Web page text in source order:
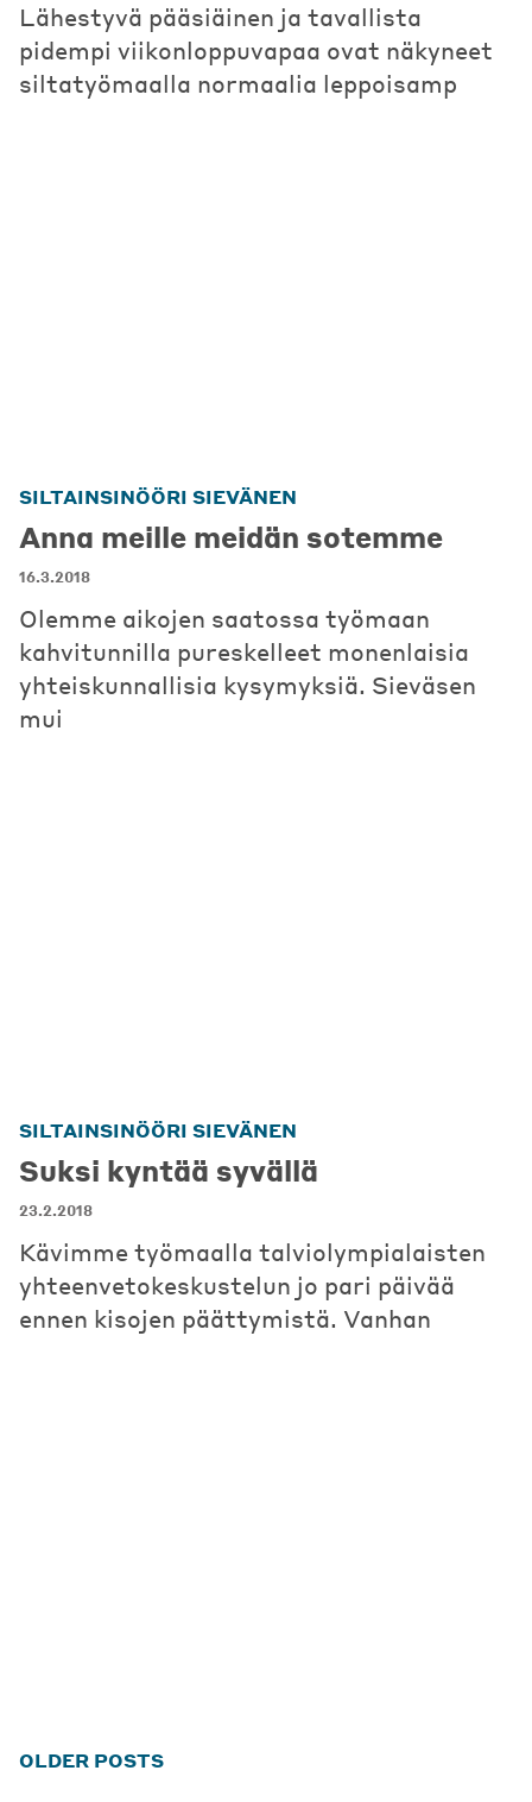
Lähestyvä pääsiäinen ja tavallista
pidempi viikonloppuvapaa ovat näkyneet
siltatyömaalla normaalia leppoisamp
SILTAINSINÖÖRI SIEVÄNEN
Anna meille meidän sotemme
16.3.2018
Olemme aikojen saatossa työmaan
kahvitunnilla pureskelleet monenlaisia
yhteiskunnallisia kysymyksiä. Sieväsen
mui
SILTAINSINÖÖRI SIEVÄNEN
Suksi kyntää syvällä
23.2.2018
Kävimme työmaalla talviolympialaisten
yhteenvetokeskustelun jo pari päivää
ennen kisojen päättymistä. Vanhan
Posts
OLDER POSTS